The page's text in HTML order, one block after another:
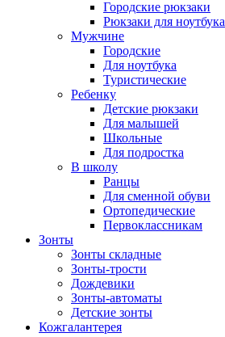
Городские рюкзаки
Рюкзаки для ноутбука
Мужчине
Городские
Для ноутбука
Туристические
Ребенку
Детские рюкзаки
Для малышей
Школьные
Для подростка
В школу
Ранцы
Для сменной обуви
Ортопедические
Первоклассникам
Зонты
Зонты складные
Зонты-трости
Дождевики
Зонты-автоматы
Детские зонты
Кожгалантерея